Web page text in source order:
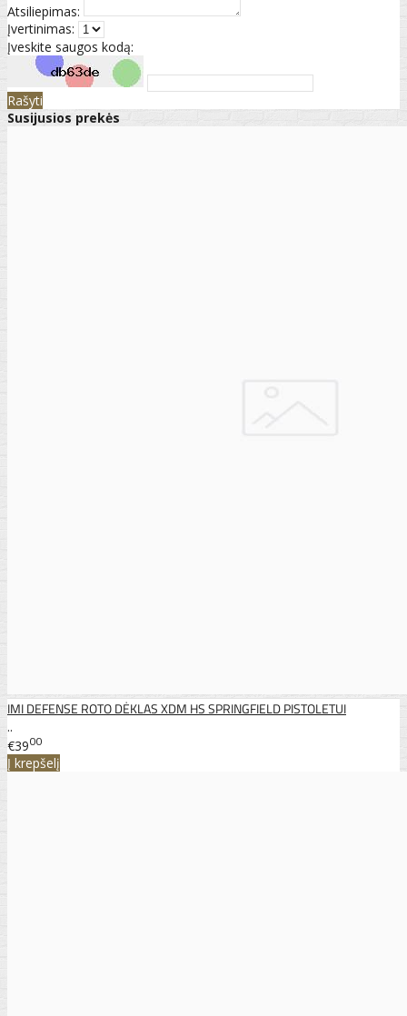
Atsiliepimas:
Įvertinimas:
Įveskite saugos kodą:
Rašyti
Susijusios prekės
IMI DEFENSE ROTO DĖKLAS XDM HS SPRINGFIELD PISTOLETUI
..
€3900
Į krepšelį